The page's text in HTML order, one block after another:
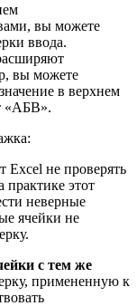
вы можете
ввода.
вы можете
в верхнем
«АБВ».
Excel не проверять
практике этот
неверные
ячейки не
с тем же
примененную к